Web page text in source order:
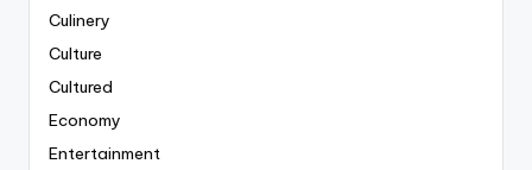
Culinery
Culture
Cultured
Economy
Entertainment